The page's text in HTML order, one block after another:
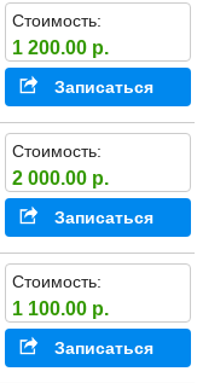
Стоимость:
1 200.00 р.
Записаться
Стоимость:
2 000.00 р.
Записаться
Стоимость:
1 100.00 р.
Записаться